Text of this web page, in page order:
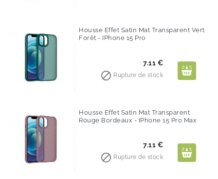
Housse Effet Satin Mat Transparent Vert
Forêt - IPhone 15 Pro
Prix
7.11 €
 Rupture de stock
Housse Effet Satin Mat Transparent
Rouge Bordeaux - IPhone 15 Pro Max
Prix
7.11 €
 Rupture de stock